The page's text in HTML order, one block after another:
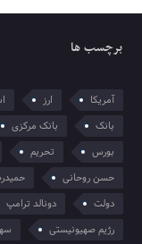
برچسب ها
آمریکا ارز
بانک
بانک مرکزی
بورس
تحریم
حسن روحانی
دولت
دونالد ترامپ
رژیم صهیونیستی